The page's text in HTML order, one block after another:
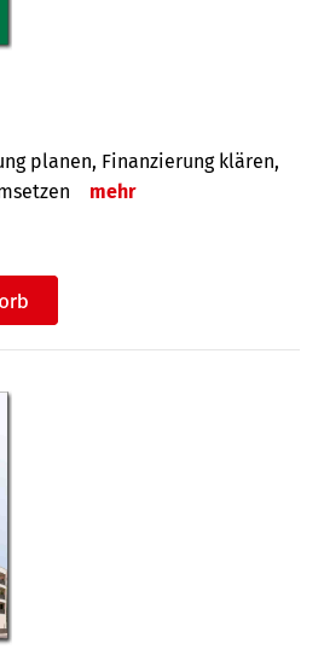
planen, Finanzierung klären,
mehr